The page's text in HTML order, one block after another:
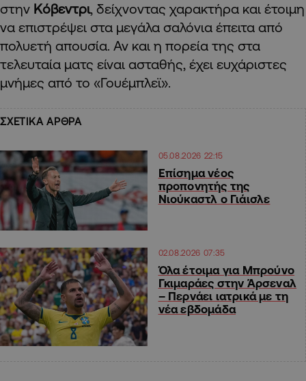
στην Κόβεντρι, δείχνοντας χαρακτήρα και έτοιμη
να επιστρέψει στα μεγάλα σαλόνια έπειτα από
πολυετή απουσία. Αν και η πορεία της στα
τελευταία ματς είναι ασταθής, έχει ευχάριστες
μνήμες από το «Γουέμπλεϊ».
ΣΧΕΤΙΚΑ ΑΡΘΡΑ
05.08.2026 22:15
Επίσημα νέος
προπονητής της
Νιούκαστλ ο Γιάισλε
02.08.2026 07:35
Όλα έτοιμα για Μπρούνο
Γκιμαράες στην Άρσεναλ
– Περνάει ιατρικά με τη
νέα εβδομάδα